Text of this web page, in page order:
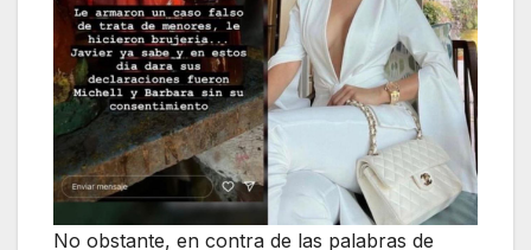
No obstante, en contra de las palabras de